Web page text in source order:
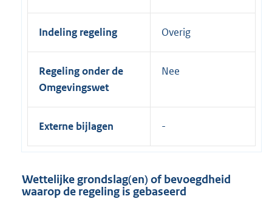
Indeling regeling Overig
Regeling onder de
Omgevingswet
Nee
Externe bijlagen
Wettelijke grondslag(en) of bevoegdheid
waarop de regeling is gebaseerd